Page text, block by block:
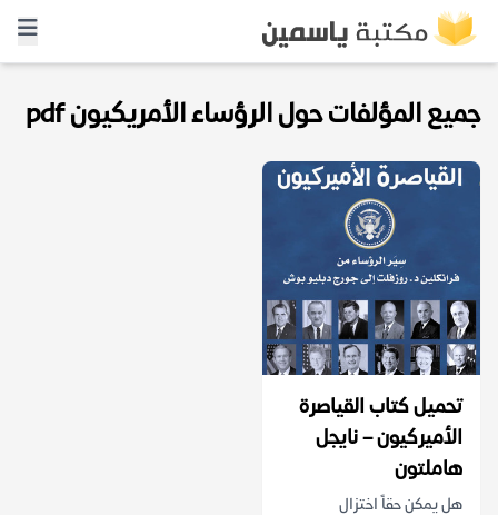
جميع المؤلفات حول الرؤساء الأمريكيون pdf
تحميل كتاب القياصرة
الأميركيون – نايجل
هاملتون
هل يمكن حقاً اختزال